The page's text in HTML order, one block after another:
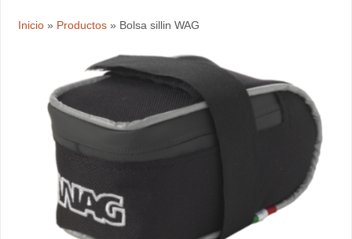
Inicio» Productos» Bolsa sillin WAG